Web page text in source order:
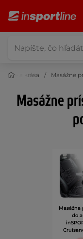
a krása Masážne
Masážne
Masážna
do